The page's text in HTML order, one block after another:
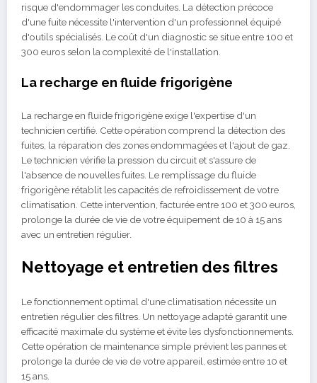
risque d'endommager les conduites. La détection précoce
d'une fuite nécessite l'intervention d'un professionnel équipé
d'outils spécialisés. Le coût d'un diagnostic se situe entre 100 et
300 euros selon la complexité de l'installation.
La recharge en fluide frigorigène
La recharge en fluide frigorigène exige l'expertise d'un
technicien certifié. Cette opération comprend la détection des
fuites, la réparation des zones endommagées et l'ajout de gaz.
Le technicien vérifie la pression du circuit et s'assure de
l'absence de nouvelles fuites. Le remplissage du fluide
frigorigène rétablit les capacités de refroidissement de votre
climatisation. Cette intervention, facturée entre 100 et 300 euros,
prolonge la durée de vie de votre équipement de 10 à 15 ans
avec un entretien régulier.
Nettoyage et entretien des filtres
Le fonctionnement optimal d'une climatisation nécessite un
entretien régulier des filtres. Un nettoyage adapté garantit une
efficacité maximale du système et évite les dysfonctionnements.
Cette opération de maintenance simple prévient les pannes et
prolonge la durée de vie de votre appareil, estimée entre 10 et
15 ans.